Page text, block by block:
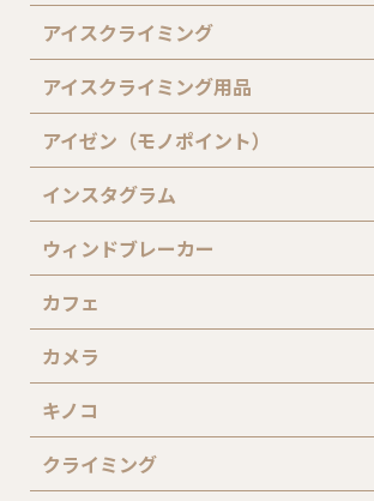
アイスクライミング
アイスクライミング用品
アイゼン（モノポイント）
インスタグラム
ウィンドブレーカー
カフェ
カメラ
キノコ
クライミング